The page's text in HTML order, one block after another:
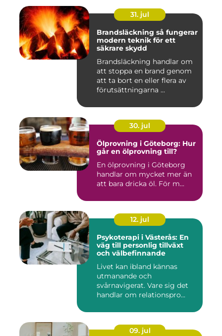
31. jul
Brandsläckning så fungerar
modern teknik för ett
säkrare skydd
Brandsläckning handlar om
att stoppa en brand genom
att ta bort en eller flera av
förutsättningarna ...
30. jul
Ölprovning i Göteborg: Hur
går en ölprovning till?
En ölprovning i Göteborg
handlar om mycket mer än
att bara dricka öl. För m...
12. jul
Psykoterapi i Västerås: En
väg till personlig tillväxt
och välbefinnande
Livet kan ibland kännas
utmanande och
svårnavigerat. Vare sig det
handlar om relationspro...
09. jul